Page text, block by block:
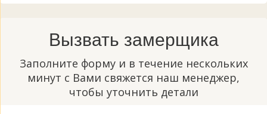
Вызвать замерщика
Заполните форму и в течение нескольких
минут с Вами свяжется наш менеджер,
чтобы уточнить детали